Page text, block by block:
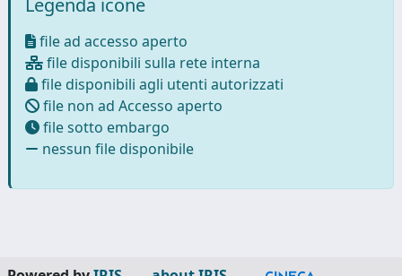
file ad accesso aperto
file disponibili sulla rete interna
file disponibili agli utenti autorizzati
file non ad Accesso aperto
file sotto embargo
nessun file disponibile